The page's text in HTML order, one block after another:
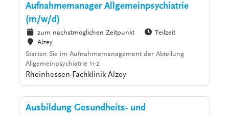
Aufnahmemanager Allgemeinpsychiatrie
(m/w/d)
zum nächstmöglichen Zeitpunkt
Teilzeit
Alzey
Starten Sie im Aufnahmemanagement der Abteilung
Allgemeinpsychiatrie 1+2
Rheinhessen-Fachklinik Alzey
Ausbildung Gesundheits- und